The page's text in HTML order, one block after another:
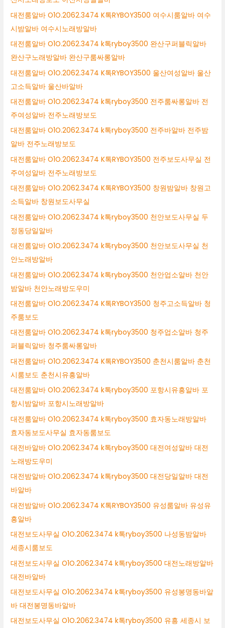
대전룸알바 O1O.2062.3474 K톡RYBOY3500 여수시룸알바 여수
시밤알바 여수시노래방알바
대전룸알바 O1O.2062.3474 k톡ryboy3500 완산구퍼블릭알바
완산구노래방알바 완산구룸싸롱알바
대전룸알바 O1O.2062.3474 K톡RYBOY3500 울산여성알바 울산
고소득알바 울산바알바
대전룸알바 O1O.2062.3474 k톡ryboy3500 전주룸싸롱알바 전
주여성알바 전주노래방보도
대전룸알바 O1O.2062.3474 k톡ryboy3500 전주바알바 전주밤
알바 전주노래방보도
대전룸알바 O1O.2062.3474 K톡RYBOY3500 전주보도사무실 전
주여성알바 전주노래방보도
대전룸알바 O1O.2062.3474 K톡RYBOY3500 창원밤알바 창원고
소득알바 창원보도사무실
대전룸알바 O1O.2062.3474 k톡ryboy3500 천안보도사무실 두
정동당일알바
대전룸알바 O1O.2062.3474 k톡ryboy3500 천안보도사무실 천
안노래방알바
대전룸알바 O1O.2062.3474 k톡ryboy3500 천안업소알바 천안
밤알바 천안노래방도우미
대전룸알바 O1O.2062.3474 K톡RYBOY3500 청주고소득알바 청
주룸보도
대전룸알바 O1O.2062.3474 k톡ryboy3500 청주업소알바 청주
퍼블릭알바 청주룸싸롱알바
대전룸알바 O1O.2062.3474 K톡RYBOY3500 춘천시룸알바 춘천
시룸보도 춘천시유흥알바
대전룸알바 O1O.2062.3474 k톡ryboy3500 포항시유흥알바 포
항시밤알바 포항시노래방알바
대전룸알바 O1O.2062.3474 k톡ryboy3500 효자동노래방알바
효자동보도사무실 효자동룸보도
대전바알바 O1O.2062.3474 k톡ryboy3500 대전여성알바 대전
노래방도우미
대전밤알바 O1O.2062.3474 k톡ryboy3500 대전당일알바 대전
바알바
대전밤알바 O1O.2062.3474 K톡RYBOY3500 유성룸알바 유성유
흥알바
대전보도사무실 O1O.2062.3474 k톡ryboy3500 나성동밤알바
세종시룸보도
대전보도사무실 O1O.2062.3474 k톡ryboy3500 대전노래방알바
대전바알바
대전보도사무실 O1O.2062.3474 k톡ryboy3500 유성봉명동바알
바 대전봉명동바알바
대전보도사무실 O1O.2062.3474 k톡ryboy3500 유흥 세종시 보